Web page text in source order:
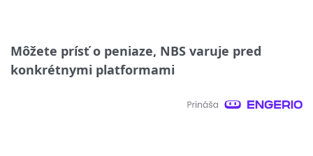
Môžete prísť o peniaze, NBS varuje pred
konkrétnymi platformami